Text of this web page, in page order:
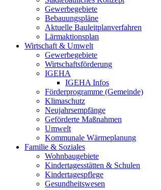
Gewerbegebiete
Bebauungspläne
Aktuelle Bauleitplanverfahren
Lärmaktionsplan
Wirtschaft & Umwelt
Gewerbegebiete
Wirtschaftsförderung
IGEHA
IGEHA Infos
Förderprogramme (Gemeinde)
Klimaschutz
Neujahrsempfänge
Geförderte Maßnahmen
Umwelt
Kommunale Wärmeplanung
Familie & Soziales
Wohnbaugebiete
Kindertagesstätten & Schulen
Kindertagespflege
Gesundheitswesen